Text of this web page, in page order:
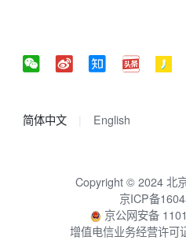
简体中文 English
Copyright © 2024 北
京ICP备
京公网安备
增值电信业务经营许可